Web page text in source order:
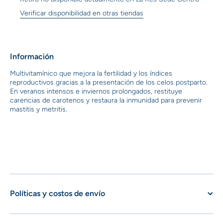
Verificar disponibilidad en otras tiendas
Información
Multivitamínico que mejora la fertilidad y los índices
reproductivos gracias a la presentación de los celos postparto.
En veranos intensos e inviernos prolongados, restituye
carencias de carotenos y restaura la inmunidad para prevenir
mastitis y metritis.
Políticas y costos de envío